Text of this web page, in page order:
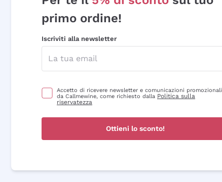
primo ordine!
Iscriviti alla newsletter
Accetto di ricevere newsletter e comunicazioni promozionali
da Callmewine, come richiesto dalla Politica sulla
riservatezza
Ottieni lo sconto!